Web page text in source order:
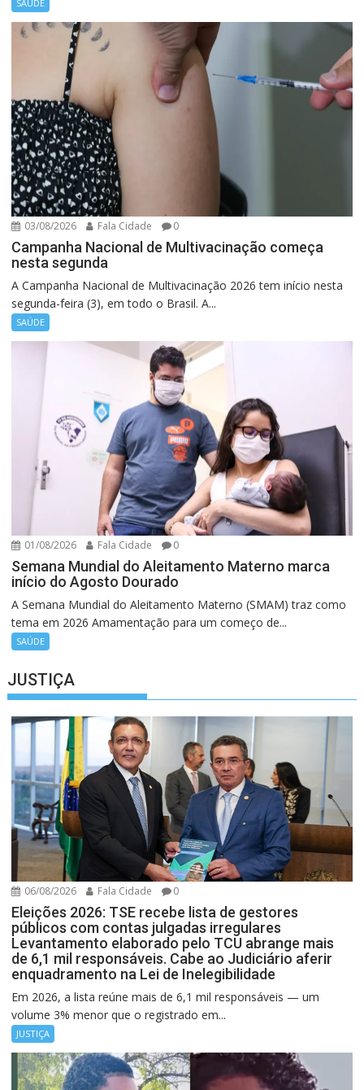
SAÚDE
03/08/2026 Fala Cidade 0
Campanha Nacional de Multivacinação começa
nesta segunda
A Campanha Nacional de Multivacinação 2026 tem início nesta
segunda-feira (3), em todo o Brasil. A...
SAÚDE
01/08/2026 Fala Cidade 0
Semana Mundial do Aleitamento Materno marca
início do Agosto Dourado
A Semana Mundial do Aleitamento Materno (SMAM) traz como
tema em 2026 Amamentação para um começo de...
SAÚDE
JUSTIÇA
06/08/2026 Fala Cidade 0
Eleições 2026: TSE recebe lista de gestores
públicos com contas julgadas irregulares
Levantamento elaborado pelo TCU abrange mais
de 6,1 mil responsáveis. Cabe ao Judiciário aferir
enquadramento na Lei de Inelegibilidade
Em 2026, a lista reúne mais de 6,1 mil responsáveis — um
volume 3% menor que o registrado em...
JUSTIÇA